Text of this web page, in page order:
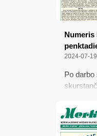
Numeris
2024-07-19
Po darbo
–
pensijos